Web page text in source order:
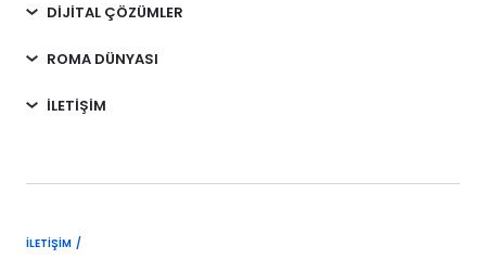
DİJİTAL ÇÖZÜMLER
ROMA DÜNYASI
İLETİŞİM
İLETIŞIM /